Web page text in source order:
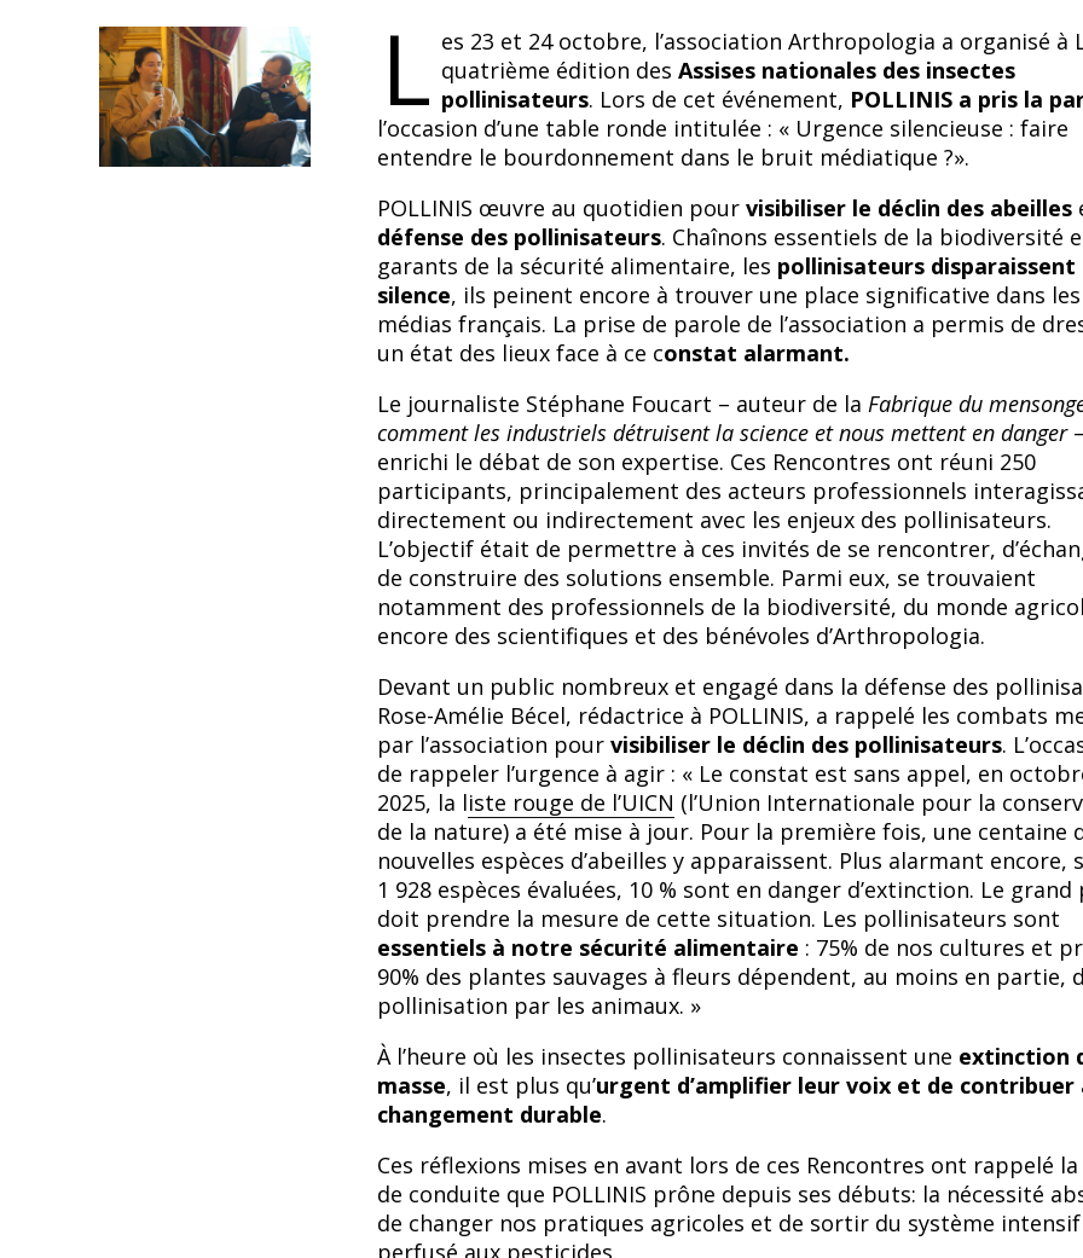
L es 23 et 24 octobre, l’association Arthropologia a organisé à
quatrième édition des Assises nationales des insectes
pollinisateurs. Lors de cet événement, POLLINIS a pris la
l’occasion d’une table ronde intitulée : « Urgence silencieuse : faire
entendre le bourdonnement dans le bruit médiatique ?».
POLLINIS œuvre au quotidien pour visibiliser le déclin des abeilles
défense des pollinisateurs. Chaînons essentiels de la biodiversité
garants de la sécurité alimentaire, les pollinisateurs disparaissent
silence, ils peinent encore à trouver une place significative dans les
médias français. La prise de parole de l’association a permis de
un état des lieux face à ce constat alarmant.
Le journaliste Stéphane Foucart – auteur de la Fabrique du
comment les industriels détruisent la science et nous mettent en danger –
enrichi le débat de son expertise. Ces Rencontres ont réuni 250
participants, principalement des acteurs professionnels
directement ou indirectement avec les enjeux des pollinisateurs.
L’objectif était de permettre à ces invités de se rencontrer,
de construire des solutions ensemble. Parmi eux, se trouvaient
notamment des professionnels de la biodiversité, du monde
encore des scientifiques et des bénévoles d’Arthropologia.
Devant un public nombreux et engagé dans la défense des
Rose-Amélie Bécel, rédactrice à POLLINIS, a rappelé les combats
par l’association pour visibiliser le déclin des pollinisateurs.
de rappeler l’urgence à agir : « Le constat est sans appel, en
2025, la liste rouge de l’UICN (l’Union Internationale pour la
de la nature) a été mise à jour. Pour la première fois, une centaine
nouvelles espèces d’abeilles y apparaissent. Plus alarmant encore,
1 928 espèces évaluées, 10 % sont en danger d’extinction. Le grand
doit prendre la mesure de cette situation. Les pollinisateurs sont
essentiels à notre sécurité alimentaire : 75% de nos cultures et
90% des plantes sauvages à fleurs dépendent, au moins en partie,
pollinisation par les animaux. »
À l’heure où les insectes pollinisateurs connaissent une extinction
masse, il est plus qu’urgent d’amplifier leur voix et de contribuer
changement durable.
Ces réflexions mises en avant lors de ces Rencontres ont rappelé
de conduite que POLLINIS prône depuis ses débuts: la nécessité
de changer nos pratiques agricoles et de sortir du système intensif
perfusé aux pesticides.